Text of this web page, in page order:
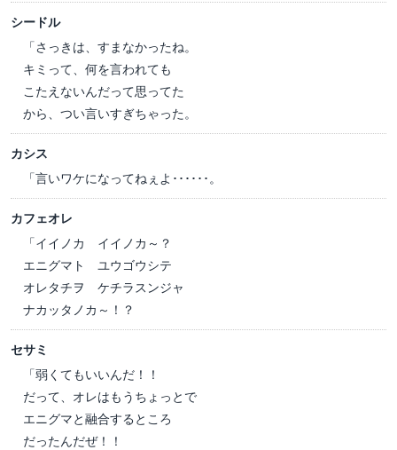
シードル
「さっきは、すまなかったね。
キミって、何を言われても
こたえないんだって思ってた
から、つい言いすぎちゃった。
カシス
「言いワケになってねぇよ･･････。
カフェオレ
「イイノカ イイノカ～？
エニグマト ユウゴウシテ
オレタチヲ ケチラスンジャ
ナカッタノカ～！？
セサミ
「弱くてもいいんだ！！
だって、オレはもうちょっとで
エニグマと融合するところ
だったんだぜ！！